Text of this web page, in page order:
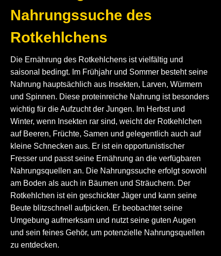
Nahrungssuche des
Rotkehlchens
Die Ernährung des Rotkehlchens ist vielfältig und
saisonal bedingt. Im Frühjahr und Sommer besteht seine
Nahrung hauptsächlich aus Insekten, Larven, Würmern
und Spinnen. Diese proteinreiche Nahrung ist besonders
wichtig für die Aufzucht der Jungen. Im Herbst und
Winter, wenn Insekten rar sind, weicht der Rotkehlchen
auf Beeren, Früchte, Samen und gelegentlich auch auf
kleine Schnecken aus. Er ist ein opportunistischer
Fresser und passt seine Ernährung an die verfügbaren
Nahrungsquellen an. Die Nahrungssuche erfolgt sowohl
am Boden als auch in Bäumen und Sträuchern. Der
Rotkehlchen ist ein geschickter Jäger und kann seine
Beute blitzschnell aufpicken. Er beobachtet seine
Umgebung aufmerksam und nutzt seine guten Augen
und sein feines Gehör, um potenzielle Nahrungsquellen
zu entdecken.